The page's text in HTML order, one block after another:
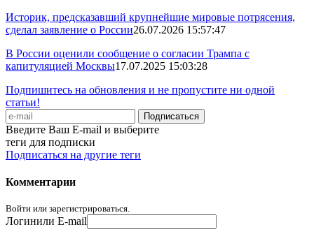
Историк, предсказавший крупнейшие мировые потрясения,
сделал заявление о России26.07.2026 15:57:47
В России оценили сообщение о согласии Трампа с
капитуляцией Москвы17.07.2025 15:03:28
Подпишитесь на обновления и не пропустите ни одной
статьи!
Введите Ваш E-mail и выберите
теги для подписки
Подписаться на другие теги
Комментарии
Войти или зарегистрироваться.
Логинили E-mail